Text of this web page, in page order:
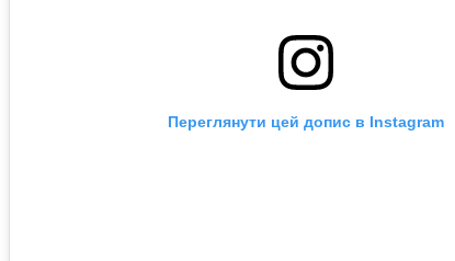
Переглянути цей допис в Instagram